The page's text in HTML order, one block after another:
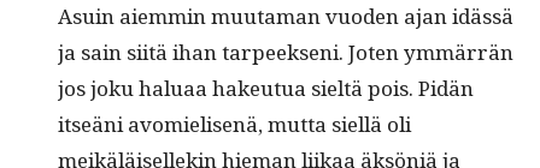
Asuin aiem­min muu­ta­man vuo­den ajan idässä
ja sain siitä ihan tarpeek­seni. Joten ymmär­rän
jos joku halu­aa hakeu­tua sieltä pois. Pidän
itseäni avom­ielisenä, mut­ta siel­lä oli
meikäläisellekin hie­man liikaa äksöniä ja